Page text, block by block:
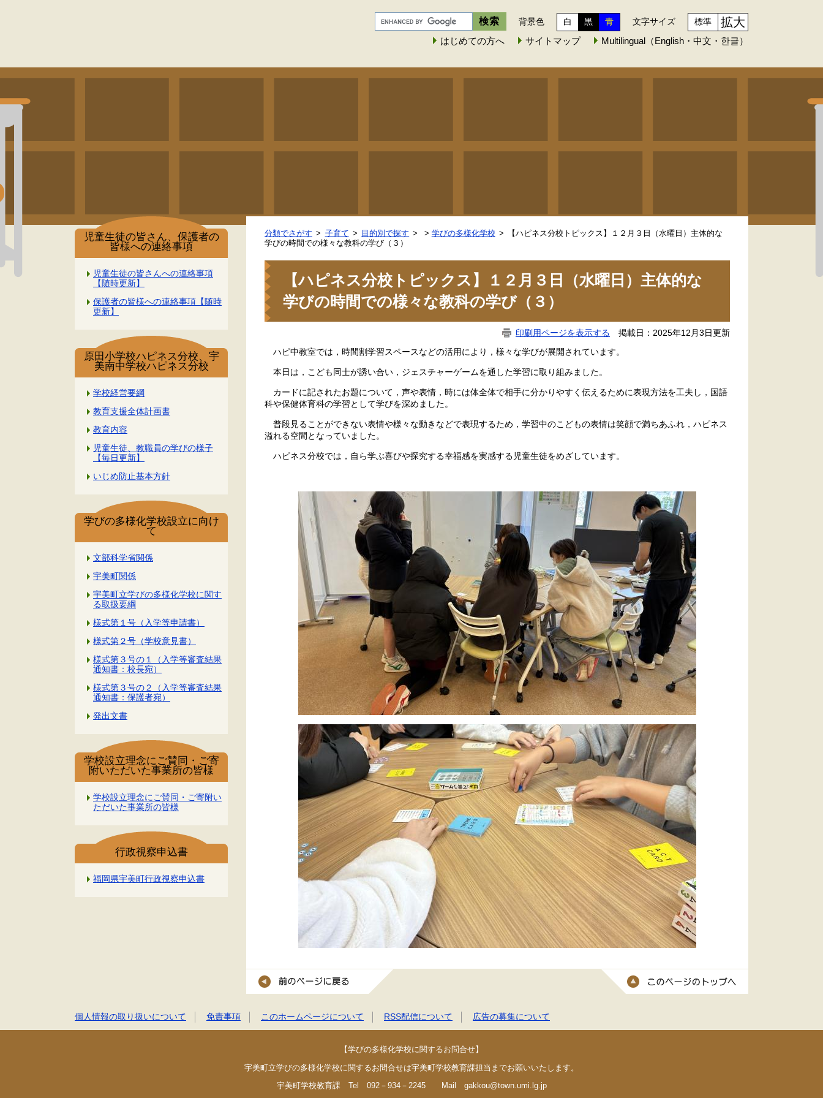
背景色 白 黒 青 文字サイズ 標準 拡大
はじめての方へ サイトマップ Multilingual（English・中文・한글）
児童生徒の皆さん、保護者の
皆様への連絡事項
児童生徒の皆さんへの連絡事項
【随時更新】
保護者の皆様への連絡事項【随時
更新】
原田小学校ハピネス分校、宇
美南中学校ハピネス分校
学校経営要綱
教育支援全体計画書
教育内容
児童生徒、教職員の学びの様子
【毎日更新】
いじめ防止基本方針
学びの多様化学校設立に向け
て
文部科学省関係
宇美町関係
宇美町立学びの多様化学校に関す
る取扱要綱
様式第１号（入学等申請書）
様式第２号（学校意見書）
様式第３号の１（入学等審査結果
通知書：校長宛）
様式第３号の２（入学等審査結果
通知書：保護者宛）
発出文書
学校設立理念にご賛同・ご寄
附いただいた事業所の皆様
学校設立理念にご賛同・ご寄附い
ただいた事業所の皆様
行政視察申込書
福岡県宇美町行政視察申込書
分類でさがす 子育て 目的別で探す > 学びの多様化学校
【ハピネス分校トピックス】１２月３日（水曜日）主体的な
学びの時間での様々な教科の学び（３）
【ハピネス分校トピックス】１２月３日（水曜日）主体的な
学びの時間での様々な教科の学び（３）
印刷用ページを表示する 掲載日：2025年12月3日更新
ハピ中教室では，時間割学習スペースなどの活用により，様々な学びが展開されています。
本日は，こども同士が誘い合い，ジェスチャーゲームを通した学習に取り組みました。
カードに記されたお題について，声や表情，時には体全体で相手に分かりやすく伝えるために表現方法を工夫し，国語
科や保健体育科の学習として学びを深めました。
普段見ることができない表情や様々な動きなどで表現するため，学習中のこどもの表情は笑顔で満ちあふれ，ハピネス
溢れる空間となっていました。
ハピネス分校では，自ら学ぶ喜びや探究する幸福感を実感する児童生徒をめざしています。
個人情報の取り扱いについて 免責事項 このホームページについて RSS配信について 広告の募集について
【学びの多様化学校に関するお問合せ】
宇美町立学びの多様化学校に関するお問合せは宇美町学校教育課担当までお願いいたします。
宇美町学校教育課 Tel 092－934－2245 Mail gakkou@town.umi.lg.jp